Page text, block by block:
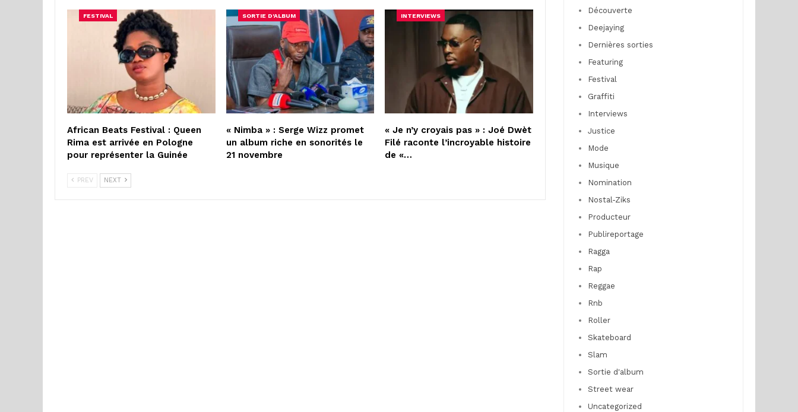
FESTIVAL
African Beats Festival : Queen
Rima est arrivée en Pologne
pour représenter la Guinée
SORTIE D'ALBUM
« Nimba » : Serge Wizz promet
un album riche en sonorités le
21 novembre
INTERVIEWS
« Je n’y croyais pas » : Joé Dwèt
Filé raconte l’incroyable histoire
de «…
PREV NEXT
Découverte
Deejaying
Dernières sorties
Featuring
Festival
Graffiti
Interviews
Justice
Mode
Musique
Nomination
Nostal-Ziks
Producteur
Publireportage
Ragga
Rap
Reggae
Rnb
Roller
Skateboard
Slam
Sortie d'album
Street wear
Uncategorized